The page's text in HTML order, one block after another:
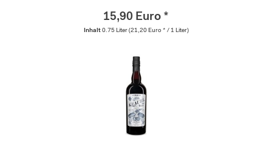
15,90 Euro *
Inhalt 0.75 Liter (21,20 Euro * / 1 Liter)